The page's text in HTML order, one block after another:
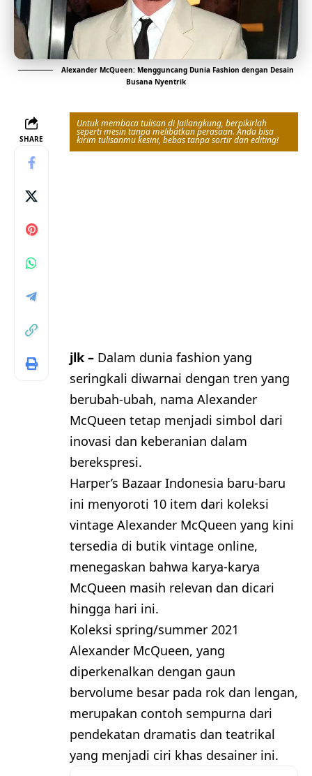
Alexander McQueen: Mengguncang Dunia Fashion dengan Desain
Busana Nyentrik
SHARE
Untuk membaca tulisan di Jailangkung, berpikirlah
seperti mesin tanpa melibatkan perasaan. Anda bisa
kirim tulisanmu kesini, bebas tanpa sortir dan editing!
jlk – Dalam dunia fashion yang
seringkali diwarnai dengan tren yang
berubah-ubah, nama Alexander
McQueen tetap menjadi simbol dari
inovasi dan keberanian dalam
berekspresi.
Harper’s Bazaar Indonesia baru-baru
ini menyoroti 10 item dari koleksi
vintage Alexander McQueen yang kini
tersedia di butik vintage online,
menegaskan bahwa karya-karya
McQueen masih relevan dan dicari
hingga hari ini.
Koleksi spring/summer 2021
Alexander McQueen, yang
diperkenalkan dengan gaun
bervolume besar pada rok dan lengan,
merupakan contoh sempurna dari
pendekatan dramatis dan teatrikal
yang menjadi ciri khas desainer ini.